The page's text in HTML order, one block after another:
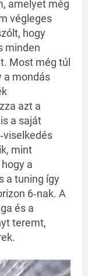
amelyet még
végleges
hogy
minden
Most még túl
a mondás
azt a
a saját
mint
a
a tuning így
6‑nak. A
és a
teremt,